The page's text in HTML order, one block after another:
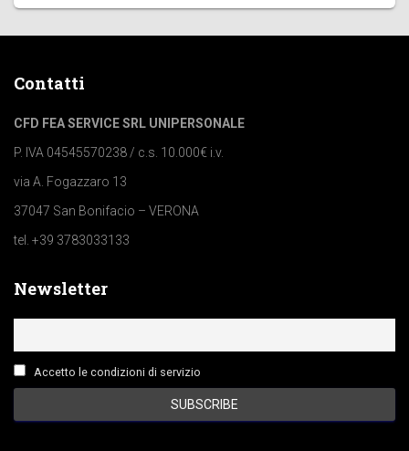
Contatti
CFD FEA SERVICE SRL UNIPERSONALE
P. IVA 04545570238 / c.s. 10.000€ i.v.
via A. Fogazzaro 13
37047 San Bonifacio – VERONA
tel. +39 3783033133
Newsletter
Accetto le condizioni di servizio